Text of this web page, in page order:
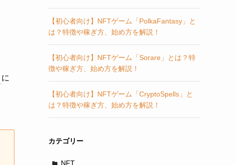
に
【初心者向け】NFTゲーム「PolkaFantasy」と
は？特徴や稼ぎ方、始め方を解説！
【初心者向け】NFTゲーム「Sorare」とは？特
徴や稼ぎ方、始め方を解説！
【初心者向け】NFTゲーム「CryptoSpells」と
は？特徴や稼ぎ方、始め方を解説！
カテゴリー
NFT